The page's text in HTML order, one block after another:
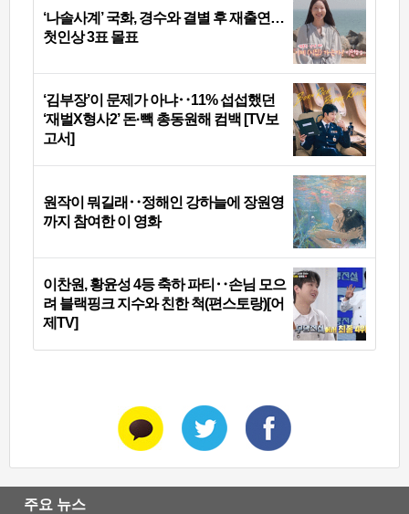
‘나솔사계’ 국화, 경수와 결별 후 재출연…
첫인상 3표 몰표
‘김부장’이 문제가 아냐‥11% 섭섭했던
‘재벌X형사2’ 돈·빽 총동원해 컴백 [TV보
고서]
원작이 뭐길래‥정해인 강하늘에 장원영
까지 참여한 이 영화
이찬원, 황윤성 4등 축하 파티‥손님 모으
려 블랙핑크 지수와 친한 척(편스토랑)[어
제TV]
주요 뉴스